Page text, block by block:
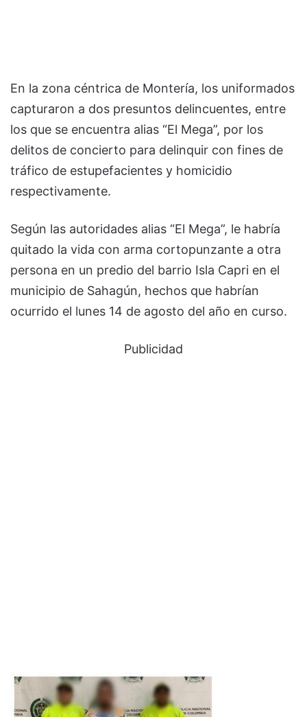
En la zona céntrica de Montería, los uniformados
capturaron a dos presuntos delincuentes, entre
los que se encuentra alias “El Mega”, por los
delitos de concierto para delinquir con fines de
tráfico de estupefacientes y homicidio
respectivamente.
Según las autoridades alias “El Mega”, le habría
quitado la vida con arma cortopunzante a otra
persona en un predio del barrio Isla Capri en el
municipio de Sahagún, hechos que habrían
ocurrido el lunes 14 de agosto del año en curso.
Publicidad